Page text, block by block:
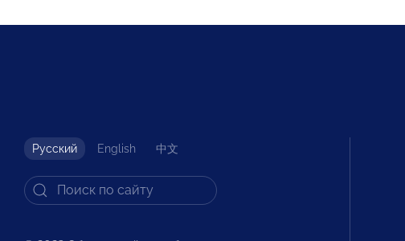
Русский English 中文